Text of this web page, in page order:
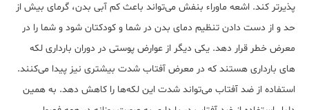
پذیرتر کند. اشعه ماوراء بنفش می‌‏تواند باعث کم آبی بدن، گرمای بیش از
حد و از دست دادن تنظیم دمای بدن در شما و کودکتان شود و شما را در
معرض خطر قرار دهد. یکی دیگر از عوارض پوستی در دوران بارداری لکه
های بارداری هستند که در معرض آفتاب شدت بیش‎تری نیز پیدا می‎‌کنند.
استفاده از ضد آفتاب می‎‌تواند شدت این لکه‌ها را کاهش دهد. به همین